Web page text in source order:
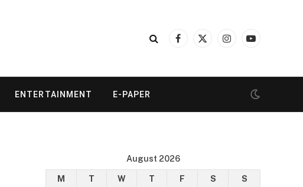
Facebook
X
InstagramYouTube
ENTERTAINMENT E-PAPER
August 2026
M T W T F S
S